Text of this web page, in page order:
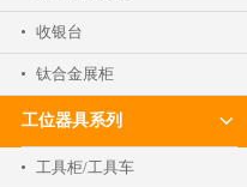
收银台
钛合金展柜
工位器具系列
工具柜/工具车